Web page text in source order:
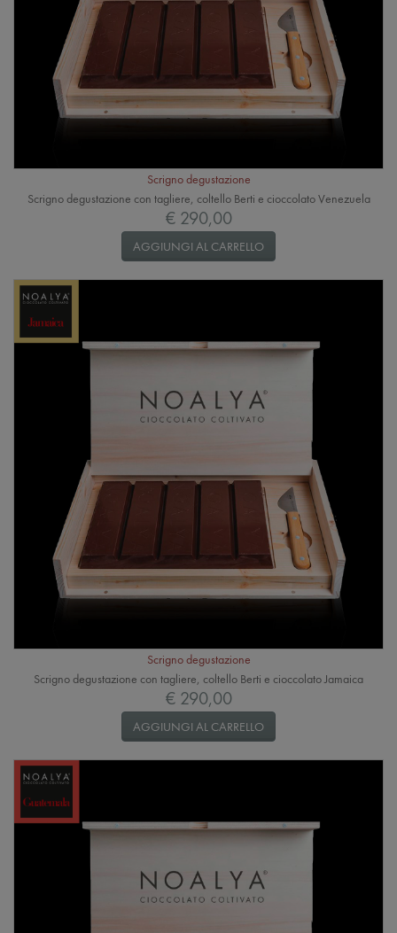
Scrigno degustazione
Scrigno degustazione con tagliere, coltello Berti e cioccolato Venezuela
€ 290,00
AGGIUNGI AL CARRELLO
Scrigno degustazione
Scrigno degustazione con tagliere, coltello Berti e cioccolato Jamaica
€ 290,00
AGGIUNGI AL CARRELLO